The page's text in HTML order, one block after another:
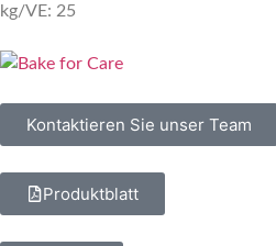
kg/VE: 25
Kontaktieren Sie unser Team
Produktblatt